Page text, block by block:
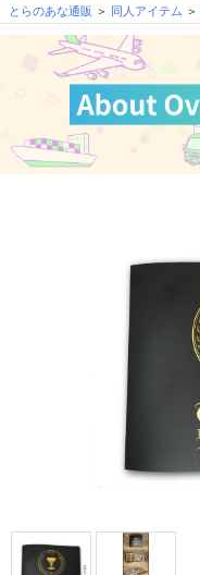
とらのあな通販 同人アイテム